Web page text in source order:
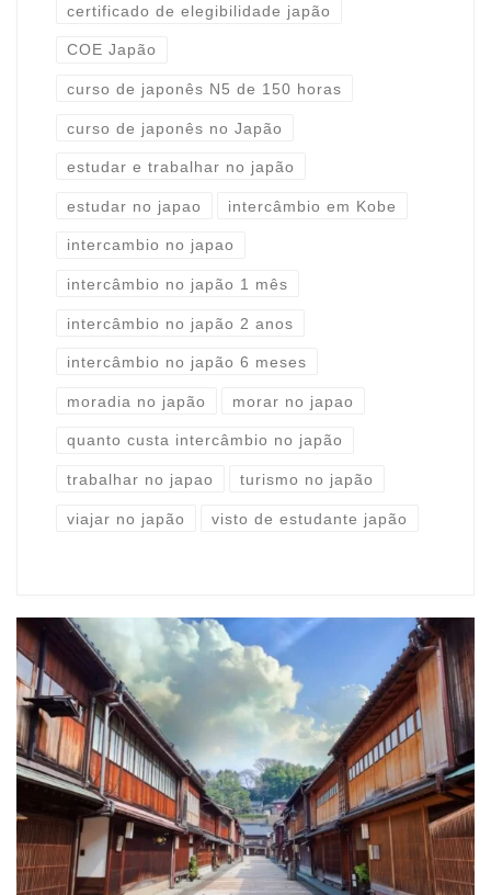
certificado de elegibilidade japão
COE Japão
curso de japonês N5 de 150 horas
curso de japonês no Japão
estudar e trabalhar no japão
estudar no japao intercâmbio em Kobe
intercambio no japao
intercâmbio no japão 1 mês
intercâmbio no japão 2 anos
intercâmbio no japão 6 meses
moradia no japão morar no japao
quanto custa intercâmbio no japão
trabalhar no japao turismo no japão
viajar no japão visto de estudante japão